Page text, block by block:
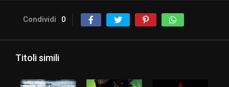
Condividi 0
Titoli simili